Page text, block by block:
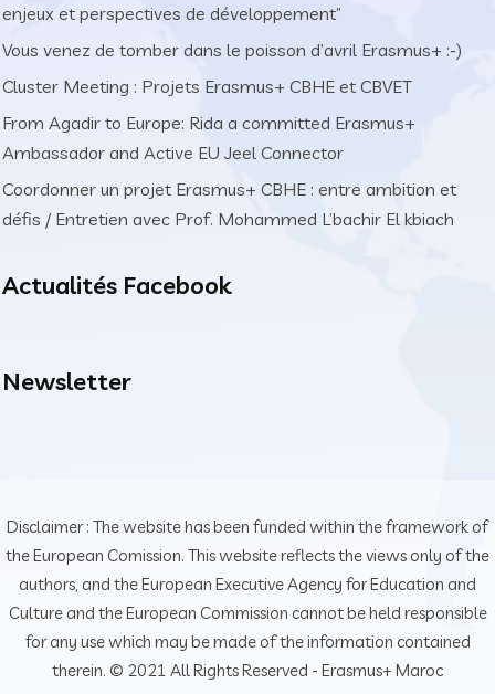
enjeux et perspectives de développement”
Vous venez de tomber dans le poisson d’avril Erasmus+ :-)
Cluster Meeting : Projets Erasmus+ CBHE et CBVET
From Agadir to Europe: Rida a committed Erasmus+
Ambassador and Active EU Jeel Connector
Coordonner un projet Erasmus+ CBHE : entre ambition et
défis / Entretien avec Prof. Mohammed L’bachir El kbiach
Actualités Facebook
Newsletter
Disclaimer : The website has been funded within the framework of
the European Comission. This website reflects the views only of the
authors, and the European Executive Agency for Education and
Culture and the European Commission cannot be held responsible
for any use which may be made of the information contained
therein. © 2021 All Rights Reserved - Erasmus+ Maroc